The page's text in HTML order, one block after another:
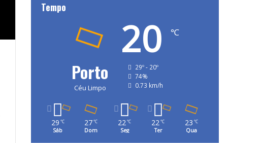
Tempo
Porto
Céu Limpo
20 ℃
29º - 20º
74%
0.73 km/h
29 ℃
Sáb
27℃
Dom
22℃
Seg
22℃
Ter
23 ℃
Qua